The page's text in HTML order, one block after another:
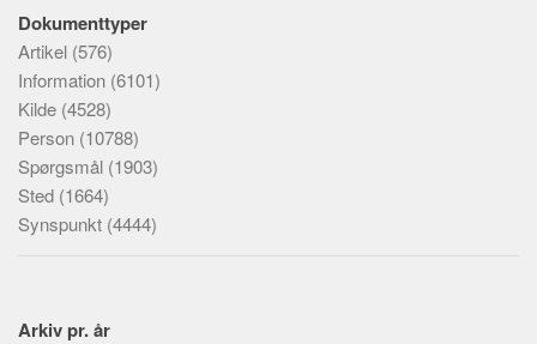
Dokumenttyper
Artikel (576)
Information (6101)
Kilde (4528)
Person (10788)
Spørgsmål (1903)
Sted (1664)
Synspunkt (4444)
Arkiv pr. år